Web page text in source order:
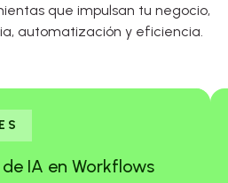
que impulsan tu negocio,
automatización y eficiencia.
IA en Workflows